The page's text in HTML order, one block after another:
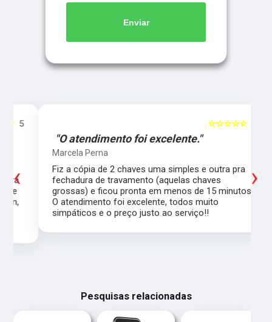
Enviar
5
☆☆☆☆☆
"O atendimento foi excelente."
Marcela Perna
Fiz a cópia de 2 chaves uma simples e outra pra
fechadura de travamento (aquelas chaves
grossas) e ficou pronta em menos de 15 minutos.
O atendimento foi excelente, todos muito
simpáticos e o preço justo ao serviço!!
‹ ›
Pesquisas relacionadas